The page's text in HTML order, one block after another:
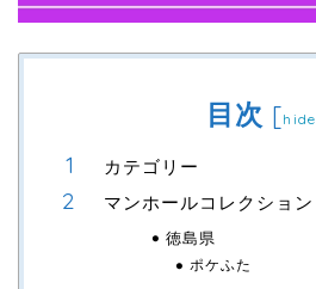
目次 [hide
カテゴリー
マンホールコレクション
徳島県
ポケふた